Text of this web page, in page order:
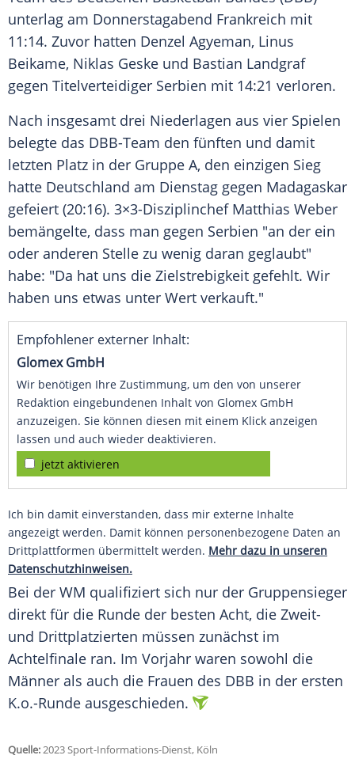
unterlag am Donnerstagabend Frankreich mit
11:14. Zuvor hatten Denzel Agyeman, Linus
Beikame, Niklas Geske und Bastian Landgraf
gegen Titelverteidiger Serbien mit 14:21 verloren.
Nach insgesamt drei Niederlagen aus vier Spielen
belegte das DBB-Team den fünften und damit
letzten Platz in der Gruppe A, den einzigen Sieg
hatte Deutschland am Dienstag gegen Madagaskar
gefeiert (20:16). 3×3-Disziplinchef Matthias Weber
bemängelte, dass man gegen Serbien "an der ein
oder anderen Stelle zu wenig daran geglaubt"
habe: "Da hat uns die Zielstrebigkeit gefehlt. Wir
haben uns etwas unter Wert verkauft."
Empfohlener externer Inhalt:
Glomex GmbH
Wir benötigen Ihre Zustimmung, um den von unserer
Redaktion eingebundenen Inhalt von Glomex GmbH
anzuzeigen. Sie können diesen mit einem Klick anzeigen
lassen und auch wieder deaktivieren.
jetzt aktivieren
Ich bin damit einverstanden, dass mir externe Inhalte
angezeigt werden. Damit können personenbezogene Daten an
Drittplattformen übermittelt werden. Mehr dazu in unseren
Datenschutzhinweisen.
Bei der WM qualifiziert sich nur der Gruppensieger
direkt für die Runde der besten Acht, die Zweit-
und Drittplatzierten müssen zunächst im
Achtelfinale ran. Im Vorjahr waren sowohl die
Männer als auch die Frauen des DBB in der ersten
K.o.-Runde ausgeschieden.
Quelle:2023 Sport-Informations-Dienst, Köln